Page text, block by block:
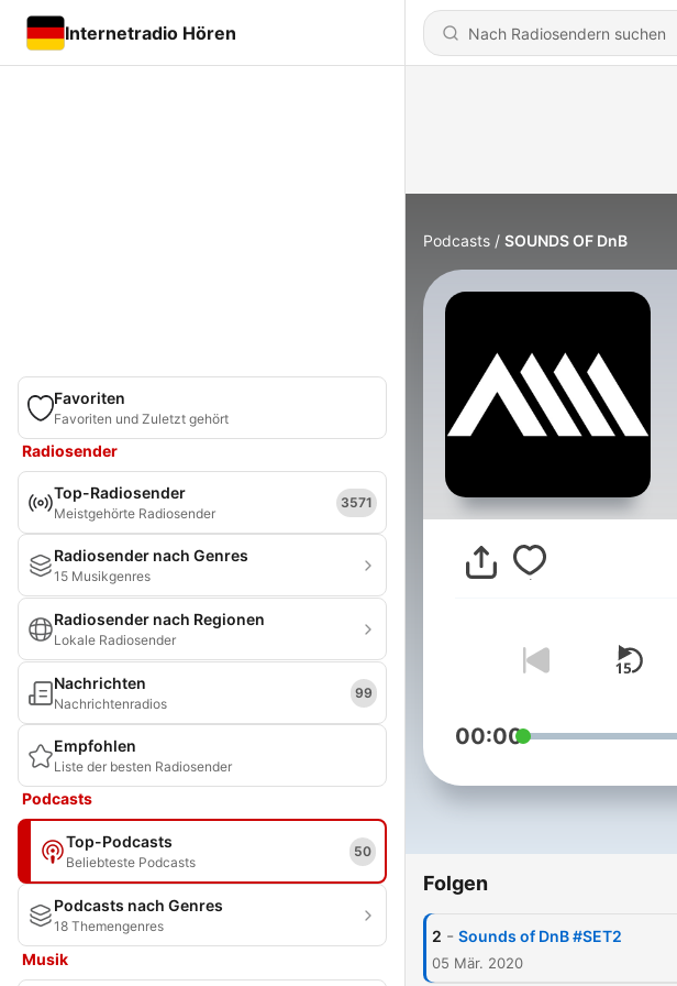
Internetradio Hören
Favoriten
Favoriten und Zuletzt gehört
Radiosender
Top-Radiosender
Meistgehörte Radiosender
3571
Radiosender nach Genres
15 Musikgenres
Radiosender nach Regionen
Lokale Radiosender
Nachrichten
Nachrichtenradios
99
Empfohlen
Liste der besten Radiosender
Podcasts
Top-Podcasts
Beliebteste Podcasts
50
Podcasts nach Genres
18 Themengenres
Musik
Podcasts SOUNDS OF DnB
00:00
Folgen
2 - Sounds of DnB #SET2
05 Mär. 2020